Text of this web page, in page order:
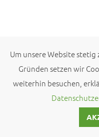
Um unsere Website stetig
Gründen setzen wir
weiterhin besuchen,